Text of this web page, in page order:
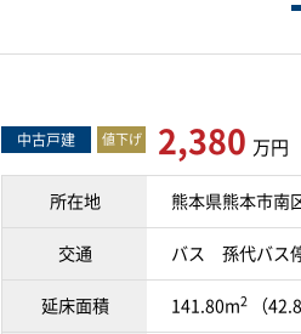
中古戸建 値下げ 2,380 万円
所在地 熊本県熊本市南
交通 バス 孫代バス
延床面積 141.80m2 （